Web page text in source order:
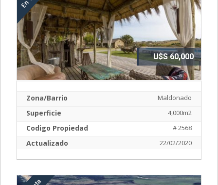
U$S 60,000
Zona/Barrio Maldonado
Superficie 4,000m2
Codigo Propiedad # 2568
Actualizado 22/02/2020